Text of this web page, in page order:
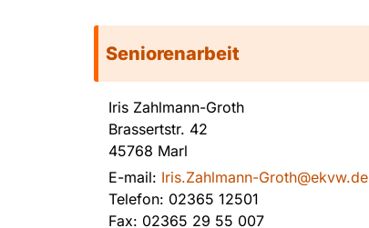
Seniorenarbeit
Iris Zahlmann-Groth
Brassertstr. 42
45768 Marl
E-mail: Iris.Zahlmann-Groth@ekvw.de
Telefon: 02365 12501
Fax: 02365 29 55 007